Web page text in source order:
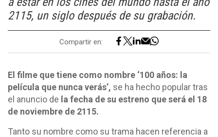
2115, un siglo después de su grabación.
Compartir en:
El filme que tiene como nombre ‘100 años: la
película que nunca verás’, se ha hecho popular tras
el anuncio de la fecha de su estreno que será el 18
de noviembre de 2115.
Tanto su nombre como su trama hacen referencia a